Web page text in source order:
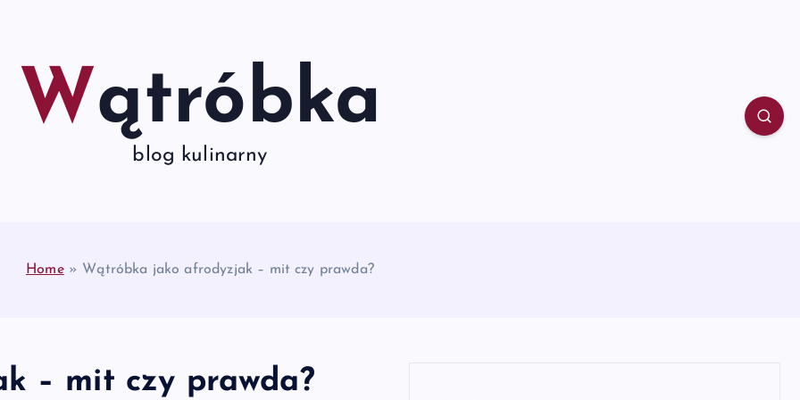
Wątróbka
blog kulinarny
Home» Wątróbka jako afrodyzjak – mit czy prawda?
– mit czy prawda?